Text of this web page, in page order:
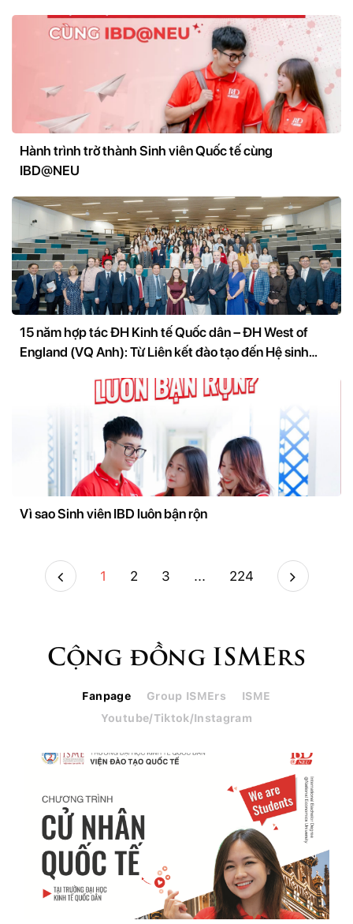
Hành trình trở thành Sinh viên Quốc tế cùng
IBD@NEU
15 năm hợp tác ĐH Kinh tế Quốc dân – ĐH West of
England (VQ Anh): Từ Liên kết đào tạo đến Hệ sinh
Vì sao Sinh viên IBD luôn bận rộn
1 2 3 ... 224
Cộng đồng ISMErs
Fanpage Group ISMErs
ISME
Youtube/Tiktok/Instagram